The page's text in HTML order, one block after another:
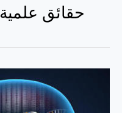
حقائق علمية